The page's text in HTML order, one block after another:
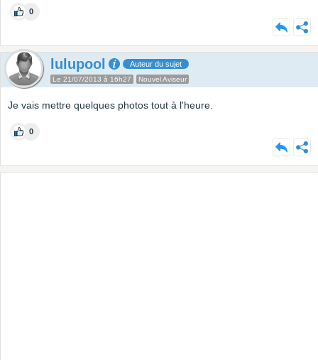
0
lulupool Auteur du sujet
Le 21/07/2013 à 16h27 Nouvel Aviseur
Je vais mettre quelques photos tout à l'heure.
0